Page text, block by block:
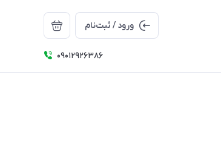
ورود / ثبت‌نام
09012926386